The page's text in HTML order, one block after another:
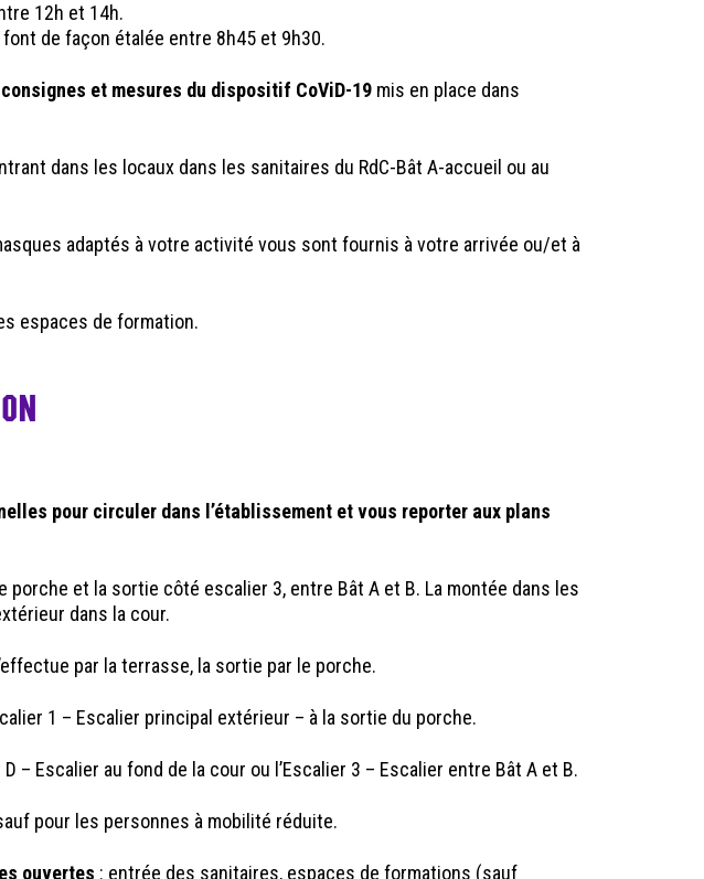
12h et 14h.
de façon étalée entre 8h45 et 9h30.
et mesures du dispositif CoViD-19 mis en place dans
dans les locaux dans les sanitaires du RdC-Bât A-accueil ou au
adaptés à votre activité vous sont fournis à votre arrivée ou/et à
espaces de formation.
pour circuler dans l’établissement et vous reporter aux plans
porche et la sortie côté escalier 3, entre Bât A et B. La montée dans les
dans la cour.
par la terrasse, la sortie par le porche.
1 – Escalier principal extérieur – à la sortie du porche.
– Escalier au fond de la cour ou l’Escalier 3 – Escalier entre Bât A et B.
pour les personnes à mobilité réduite.
ouvertes : entrée des sanitaires, espaces de formations (sauf